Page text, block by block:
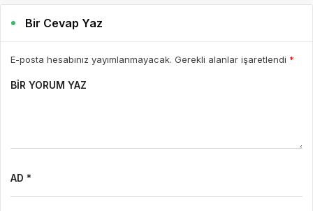
Bir Cevap Yaz
E-posta hesabınız yayımlanmayacak. Gerekli alanlar işaretlendi *
BIR YORUM YAZ
AD *